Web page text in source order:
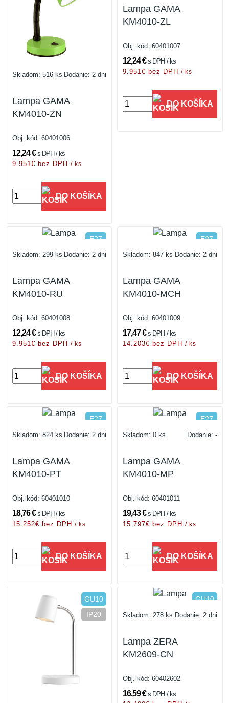
Skladom: 516 ks Dodanie: 2 dni
Lampa GAMA
KM4010-ZN
Obj. kód: 60401006
12,24 €s DPH / ks
9.951€ bez DPH / ks
DO KOŠÍKA
Lampa GAMA
KM4010-ZL
Obj. kód: 60401007
12,24 €s DPH / ks
9.951€ bez DPH / ks
DO KOŠÍKA
E27
IP20
Skladom: 299 ks Dodanie: 2 dni
Lampa GAMA
KM4010-RU
Obj. kód: 60401008
12,24 €s DPH / ks
9.951€ bez DPH / ks
DO KOŠÍKA
E27
IP20
Skladom: 847 ks Dodanie: 2 dni
Lampa GAMA
KM4010-MCH
Obj. kód: 60401009
17,47 €s DPH / ks
14.203€ bez DPH / ks
DO KOŠÍKA
E27
IP20
Skladom: 824 ks Dodanie: 2 dni
Lampa GAMA
KM4010-PT
Obj. kód: 60401010
18,76 €s DPH / ks
15.252€ bez DPH / ks
DO KOŠÍKA
E27
IP20
Skladom: 0 ks Dodanie: -
Lampa GAMA
KM4010-MP
Obj. kód: 60401011
19,43 €s DPH / ks
15.797€ bez DPH / ks
DO KOŠÍKA
GU10
IP20
GU10
IP20
Skladom: 278 ks Dodanie: 2 dni
Lampa ZERA
KM2609-CN
Obj. kód: 60402602
16,59 €s DPH / ks